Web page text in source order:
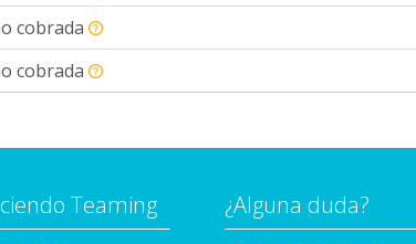
cobrada
cobrada
Teaming ¿Alguna duda?